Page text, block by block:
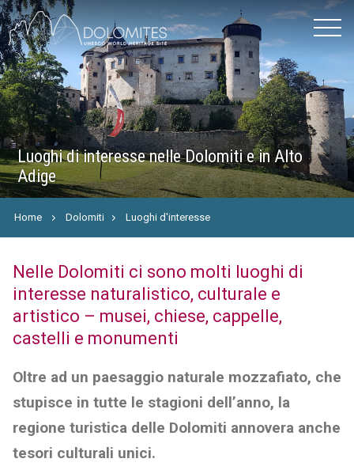
Luoghi di interesse nelle Dolomiti e in Alto
Adige
Home Dolomiti Luoghi d'interesse
Nelle Dolomiti ci sono molti luoghi di
interesse naturalistico, culturale e
artistico – musei, chiese, cappelle,
castelli e monumenti
Oltre ad un paesaggio naturale mozzafiato, che
stupisce in tutte le stagioni dell’anno, la
regione turistica delle Dolomiti annovera anche
tesori culturali unici.